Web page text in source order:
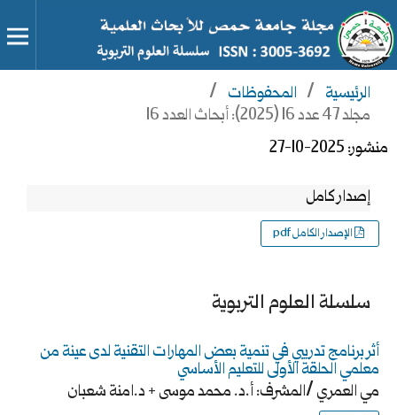
الرئيسية / المحفوظات /
مجلد 47 عدد 16 (2025): أبحاث العدد 16
منشور: 2025-10-27
إصدار كامل
الإصدار الكامل pdf
سلسلة العلوم التربوية
أثر برنامج تدريبي في تنمية بعض المهارات التقنية لدى عينة من
معلمي الحلقة الأولى للتعليم الأساسي
مي العمري /المشرف: أ.د. محمد موسى + د.امنة شعبان